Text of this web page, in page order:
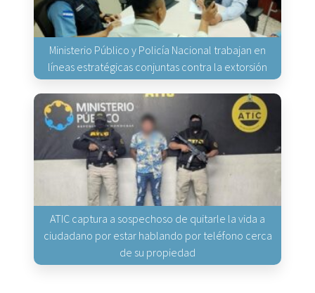
Ministerio Público y Policía Nacional trabajan en
líneas estratégicas conjuntas contra la extorsión
ATIC captura a sospechoso de quitarle la vida a
ciudadano por estar hablando por teléfono cerca
de su propiedad